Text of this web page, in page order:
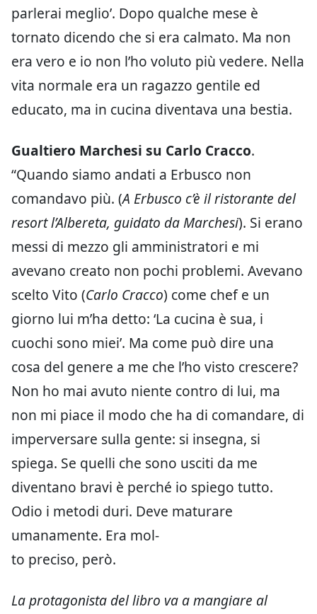
parlerai meglio’. Dopo qualche mese è
tornato dicendo che si era calmato. Ma non
era vero e io non l’ho voluto più vedere. Nella
vita normale era un ragazzo gentile ed
educato, ma in cucina diventava una bestia.
Gualtiero Marchesi su Carlo Cracco.
“Quando siamo andati a Erbusco non
comandavo più. (A Erbusco c’è il ristorante del
resort l’Albereta, guidato da Marchesi). Si erano
messi di mezzo gli amministratori e mi
avevano creato non pochi problemi. Avevano
scelto Vito (Carlo Cracco) come chef e un
giorno lui m’ha detto: ‘La cucina è sua, i
cuochi sono miei’. Ma come può dire una
cosa del genere a me che l’ho visto crescere?
Non ho mai avuto niente contro di lui, ma
non mi piace il modo che ha di comandare, di
imperversare sulla gente: si insegna, si
spiega. Se quelli che sono usciti da me
diventano bravi è perché io spiego tutto.
Odio i metodi duri. Deve maturare
umanamente. Era mol-
to preciso, però.
La protagonista del libro va a mangiare al